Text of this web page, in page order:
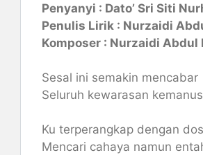
Penyanyi : Dato’ Sri Siti
Penulis Lirik : Nurzaidi
Komposer : Nurzaidi Abdul
Sesal ini semakin mencabar
Seluruh kewarasan
Ku terperangkap dengan
Mencari cahaya namun